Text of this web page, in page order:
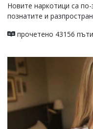
Новите наркотици са
познатите и
прочетено 43156 пъти